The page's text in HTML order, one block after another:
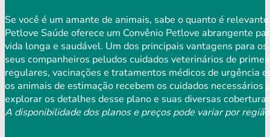
Se você é um amante de animais, sabe o quanto é
Petlove Saúde oferece um Convênio Petlove abrangente
vida longa e saudável. Um dos principais vantagens para
seus companheiros peludos cuidados veterinários de
regulares, vacinações e tratamentos médicos de urgência
os animais de estimação recebem os cuidados
explorar os detalhes desse plano e suas diversas
A disponibilidade dos planos e preços pode variar por